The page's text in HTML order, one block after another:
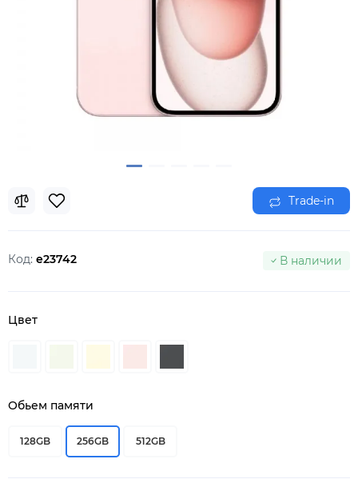
Trade-in
Код: e23742 В наличии
Цвет
Обьем памяти
128GB 256GB 512GB